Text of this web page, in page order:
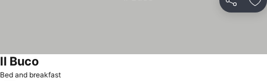
Compartir
Bed and breakfast
Il Buco